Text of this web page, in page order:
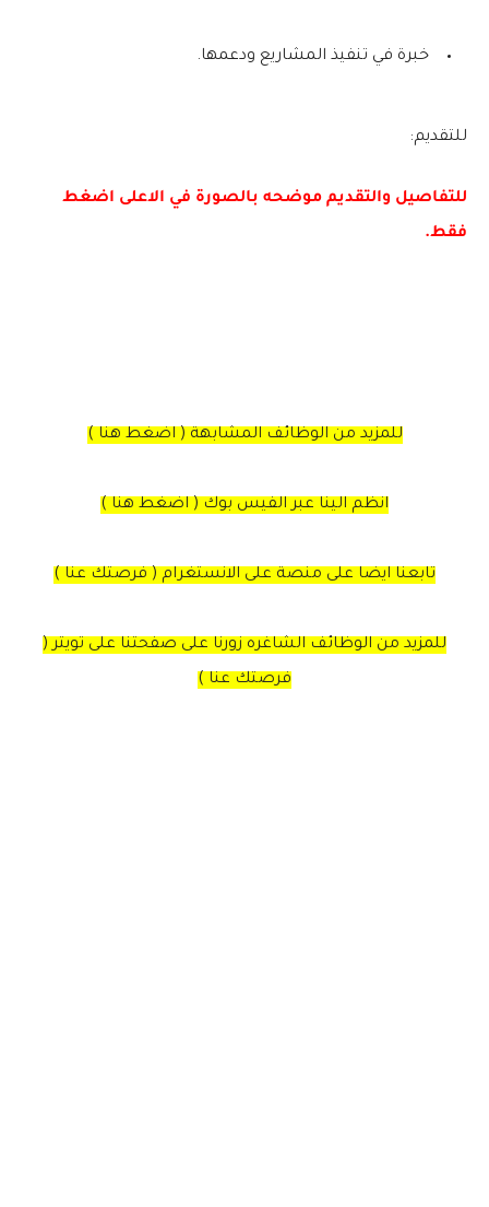
خبرة في تنفيذ المشاريع ودعمها.
للتقديم:
للتفاصيل والتقديم موضحه بالصورة في الاعلى اضغط
فقط.
للمزيد من الوظائف المشابهة ( اضغط هنا )
انظم الينا عبر الفيس بوك ( اضغط هنا )
تابعنا ايضا على منصة على الانستغرام ( فرصتك عنا )
للمزيد من الوظائف الشاغره زورنا على صفحتنا على تويتر (
فرصتك عنا )